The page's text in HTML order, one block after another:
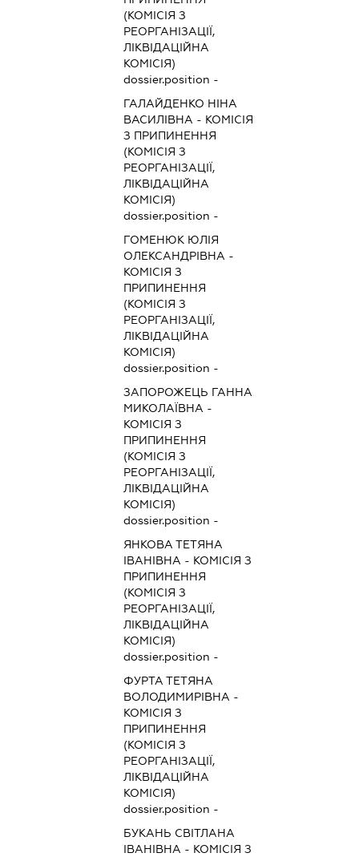
(КОМІСІЯ З
РЕОРГАНІЗАЦІЇ,
ЛІКВІДАЦІЙНА
КОМІСІЯ)
dossier.position -
ГАЛАЙДЕНКО НІНА
ВАСИЛІВНА - КОМІСІЯ
З ПРИПИНЕННЯ
(КОМІСІЯ З
РЕОРГАНІЗАЦІЇ,
ЛІКВІДАЦІЙНА
КОМІСІЯ)
dossier.position -
ГОМЕНЮК ЮЛІЯ
ОЛЕКСАНДРІВНА -
КОМІСІЯ З
ПРИПИНЕННЯ
(КОМІСІЯ З
РЕОРГАНІЗАЦІЇ,
ЛІКВІДАЦІЙНА
КОМІСІЯ)
dossier.position -
ЗАПОРОЖЕЦЬ ГАННА
МИКОЛАЇВНА -
КОМІСІЯ З
ПРИПИНЕННЯ
(КОМІСІЯ З
РЕОРГАНІЗАЦІЇ,
ЛІКВІДАЦІЙНА
КОМІСІЯ)
dossier.position -
ЯНКОВА ТЕТЯНА
ІВАНІВНА - КОМІСІЯ З
ПРИПИНЕННЯ
(КОМІСІЯ З
РЕОРГАНІЗАЦІЇ,
ЛІКВІДАЦІЙНА
КОМІСІЯ)
dossier.position -
ФУРТА ТЕТЯНА
ВОЛОДИМИРІВНА -
КОМІСІЯ З
ПРИПИНЕННЯ
(КОМІСІЯ З
РЕОРГАНІЗАЦІЇ,
ЛІКВІДАЦІЙНА
КОМІСІЯ)
dossier.position -
БУКАНЬ СВІТЛАНА
ІВАНІВНА - КОМІСІЯ З